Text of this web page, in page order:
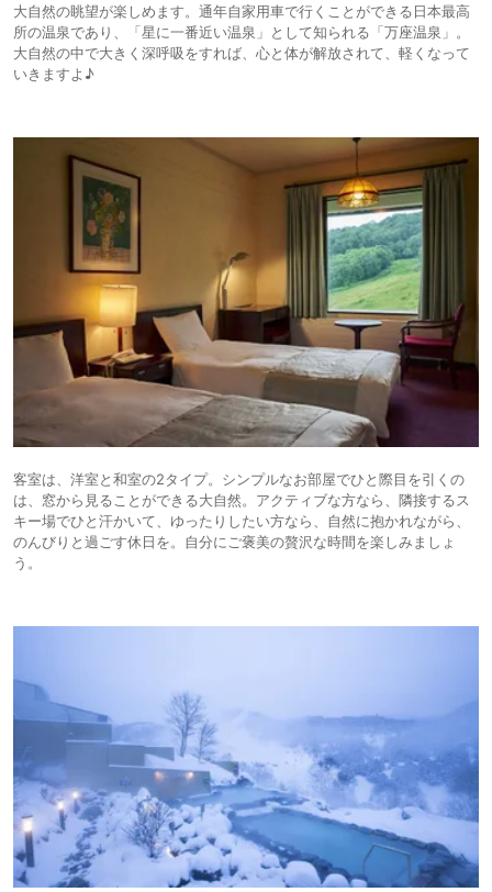
大自然の眺望が楽しめます。通年自家用車で行くことができる日本最高
所の温泉であり、「星に一番近い温泉」として知られる「万座温泉」。
大自然の中で大きく深呼吸をすれば、心と体が解放されて、軽くなって
いきますよ♪
客室は、洋室と和室の2タイプ。シンプルなお部屋でひと際目を引くの
は、窓から見ることができる大自然。アクティブな方なら、隣接するス
キー場でひと汗かいて、ゆったりしたい方なら、自然に抱かれながら、
のんびりと過ごす休日を。自分にご褒美の贅沢な時間を楽しみましょ
う。